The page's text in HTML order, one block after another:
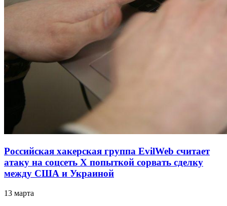
Российская хакерская группа EvilWeb считает
атаку на соцсеть Х попыткой сорвать сделку
между США и Украиной
13 марта